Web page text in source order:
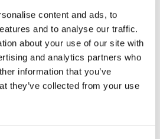
content and ads, to
and to analyse our traffic.
about your use of our site with
and analytics partners who
information that you’ve
they’ve collected from your use
velocemente (ad es. Health &
fenomeno molto interessante,
(es. ricezione a casa) con il
e soprattutto del servizio
quanto assumono il ruolo di